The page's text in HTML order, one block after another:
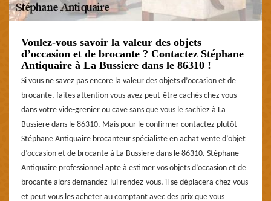
Voulez-vous savoir la valeur des objets
d’occasion et de brocante ? Contactez Stéphane
Antiquaire à La Bussiere dans le 86310 !
Si vous ne savez pas encore la valeur des objets d’occasion et de
brocante, faites attention vous avez peut-être cachés chez vous
dans votre vide-grenier ou cave sans que vous le sachiez à La
Bussiere dans le 86310. Mais pour le confirmer contactez plutôt
Stéphane Antiquaire brocanteur spécialiste en achat vente d’objet
d’occasion et de brocante à La Bussiere dans le 86310. Stéphane
Antiquaire professionnel apte à estimer vos objets d’occasion et de
brocante alors demandez-lui rendez-vous, il se déplacera chez vous
et peut vous les acheter au comptant avec des prix que vous